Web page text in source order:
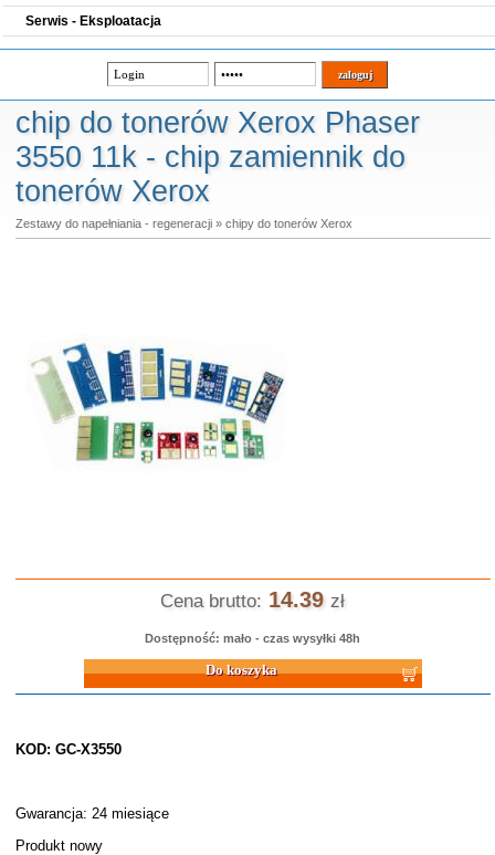
Serwis - Eksploatacja
chip do tonerów Xerox Phaser
3550 11k - chip zamiennik do
tonerów Xerox
Zestawy do napełniania - regeneracji» chipy do tonerów Xerox
Cena brutto: 14.39 zł
Dostępność: mało - czas wysyłki 48h
Do koszyka
KOD: GC-X3550
Gwarancja: 24 miesiące
Produkt nowy